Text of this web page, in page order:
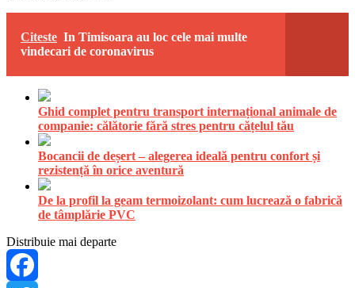
Citeste In Timisoara au loc cele mai multe
vindecari de coronavirus
Ghid complet pentru transport internațional animale de
companie: călătorie fără stres pentru cățelul tău
Bocancii de deșert – alegerea ideală pentru confort și
rezistență în orice aventură
De la profil la geam termoizolant: cum lucrează o fabrică
de tâmplărie PVC
Distribuie mai departe